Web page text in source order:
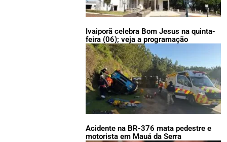
Ivaiporã celebra Bom Jesus na quinta-
feira (06); veja a programação
Acidente na BR-376 mata pedestre e
motorista em Mauá da Serra